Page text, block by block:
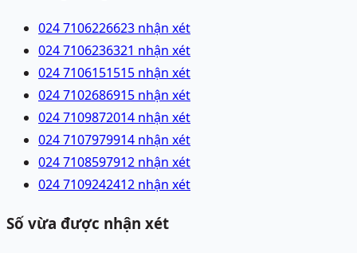
024 7106226623 nhận xét
024 7106236321 nhận xét
024 7106151515 nhận xét
024 7102686915 nhận xét
024 7109872014 nhận xét
024 7107979914 nhận xét
024 7108597912 nhận xét
024 7109242412 nhận xét
Số vừa được nhận xét